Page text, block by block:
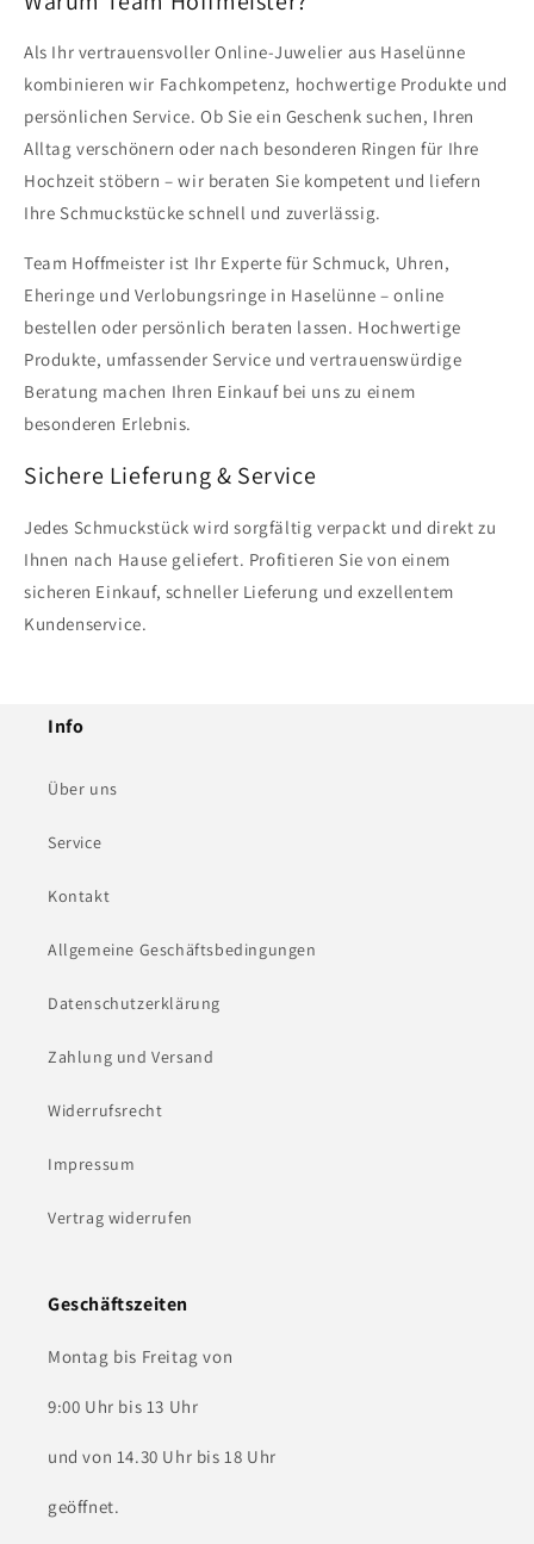
Als Ihr vertrauensvoller Online-Juwelier aus Haselünne
kombinieren wir Fachkompetenz, hochwertige Produkte und
persönlichen Service. Ob Sie ein Geschenk suchen, Ihren
Alltag verschönern oder nach besonderen Ringen für Ihre
Hochzeit stöbern – wir beraten Sie kompetent und liefern
Ihre Schmuckstücke schnell und zuverlässig.
Team Hoffmeister ist Ihr Experte für Schmuck, Uhren,
Eheringe und Verlobungsringe in Haselünne – online
bestellen oder persönlich beraten lassen. Hochwertige
Produkte, umfassender Service und vertrauenswürdige
Beratung machen Ihren Einkauf bei uns zu einem
besonderen Erlebnis.
Sichere Lieferung & Service
Jedes Schmuckstück wird sorgfältig verpackt und direkt zu
Ihnen nach Hause geliefert. Profitieren Sie von einem
sicheren Einkauf, schneller Lieferung und exzellentem
Kundenservice.
Info
Über uns
Service
Kontakt
Allgemeine Geschäftsbedingungen
Datenschutzerklärung
Zahlung und Versand
Widerrufsrecht
Impressum
Vertrag widerrufen
Geschäftszeiten
Montag bis Freitag von
9:00 Uhr bis 13 Uhr
und von 14.30 Uhr bis 18 Uhr
geöffnet.